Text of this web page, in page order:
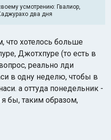
усмотрению: Гвалиор,
два дня
что хотелось больше
Джотхпуре (то есть в
реально лди
в одну неделю, чтобы в
а оттуда понедельник -
бы, таким образом,